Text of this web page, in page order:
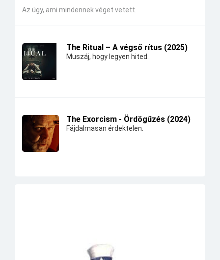
Az ügy, ami mindennek véget vetett.
The Ritual – A végső rítus (2025)
Muszáj, hogy legyen hited.
The Exorcism - Ördögűzés (2024)
Fájdalmasan érdektelen.